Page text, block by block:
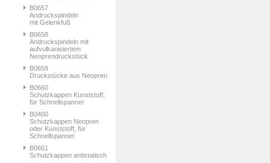
B0657
Andruckspindeln
mit Gelenkfuß
B0658
Andruckspindeln mit
aufvulkanisiertem
Neoprendruckstück
B0659
Druckstücke aus Neopren
B0660
Schutzkappen Kunststoff,
für Schnellspanner
B0400
Schutzkappen Neopren
oder Kunststoff, für
Schnellspanner
B0661
Schutzkappen antistatisch